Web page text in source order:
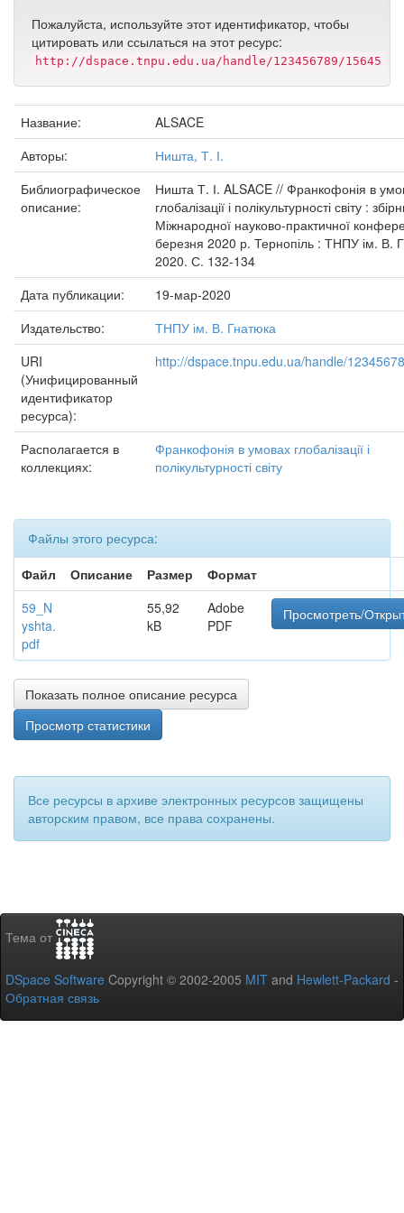
Пожалуйста, используйте этот идентификатор, чтобы
цитировать или ссылаться на этот ресурс:
http://dspace.tnpu.edu.ua/handle/123456789/15645
Название:
ALSACE
Авторы:
Ништа, Т. І.
Библиографическое
описание:
Ништа Т. І. ALSACE // Франкофонія в
глобалізації і полікультурності світу :
Міжнародної науково-практичної
березня 2020 р. Тернопіль : ТНПУ ім. В.
2020. С. 132-134
Дата публикации:
19-мар-2020
Издательство:
ТНПУ ім. В. Гнатюка
URI
(Унифицированный
идентификатор
ресурса):
http://dspace.tnpu.edu.ua/handle/
Располагается в
коллекциях:
Франкофонія в умовах глобалізації і
полікультурності світу
Файлы этого ресурса:
Файл
Описание Размер
Формат
59_N
yshta.
pdf
55,92
kB
Adobe
PDF
Просмотреть/
Показать полное описание ресурса
Просмотр статистики
Все ресурсы в архиве электронных ресурсов защищены
авторским правом, все права сохранены.
Тема от
DSpace Software Copyright © 2002-2005 MIT and Hewlett-Packard -
Обратная связь